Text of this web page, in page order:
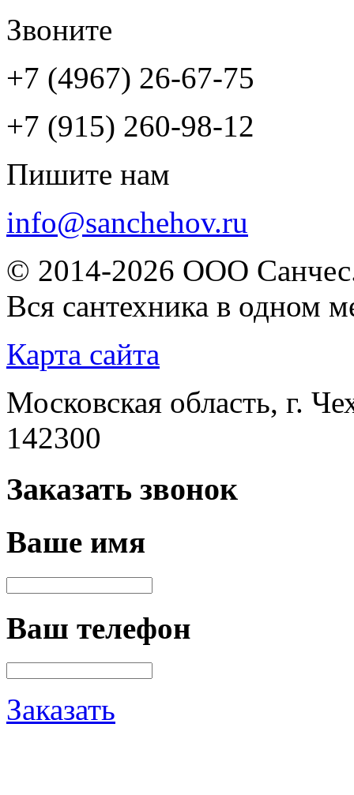
Звоните
+7 (4967) 26-67-75
+7 (915) 260-98-12
Пишите нам
info@sanchehov.ru
© 2014-2026 ООО
Вся сантехника в одном
Карта сайта
Московская область, г.
142300
Заказать звонок
Ваше имя
Ваш телефон
Заказать